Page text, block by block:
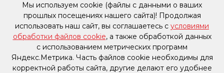
Мы используем cookie (файлы с данными о ваших
прошлых посещениях нашего сайта)! Продолжая
использовать наш сайт, вы соглашаетесь с условиями
обработки файлов cookie, а также обработкой данных
с использованием метрических программ
Яндекс.Метрика. Часть файлов cookie необходимы для
корректной работы сайта, другие делают его удобнее